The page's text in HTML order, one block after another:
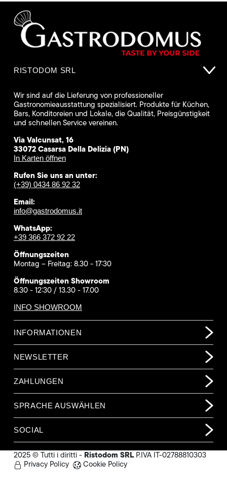
RISTODOM SRL
Wir sind auf die Lieferung von professioneller
Gastronomieausstattung spezialisiert. Produkte für Küchen,
Bars, Konditoreien und Lokale, die Qualität, Preisgünstigkeit
und schnellen Service vereinen.
Via Valcunsat, 16
33072 Casarsa Della Delizia (PN)
In Karten öffnen
Rufen Sie uns an unter:
(+39) 0434 86 92 32
Email:
info@gastrodomus.it
WhatsApp:
+39 366 372 92 22
Öffnungszeiten
Montag – Freitag: 8.30 - 17:30
Öffnungszeiten Showroom
8.30 - 12:30 / 13.30 - 17.00
INFO SHOWROOM
INFORMATIONEN
NEWSLETTER
ZAHLUNGEN
SPRACHE AUSWÄHLEN
SOCIAL
2025 © Tutti i diritti - Ristodom SRLP.IVA IT-02788810303
Privacy Policy
Cookie Policy